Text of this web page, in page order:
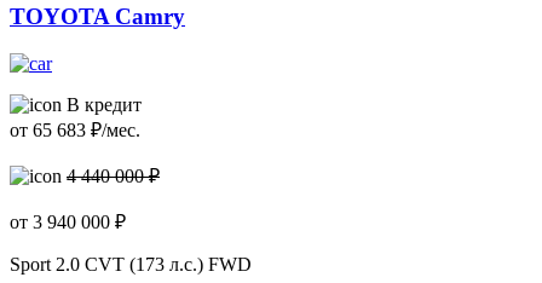
TOYOTA Camry
В кредит
от 65 683 ₽/мес.
4 440 000 ₽
от 3 940 000 ₽
Sport 2.0 CVT (173 л.с.) FWD